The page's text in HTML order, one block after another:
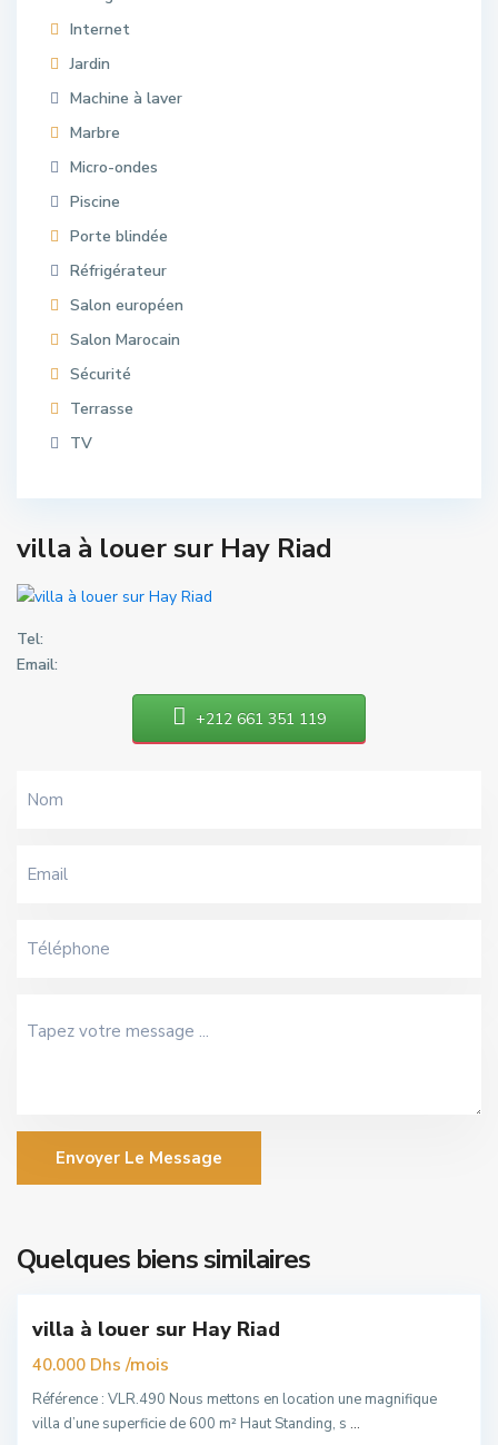
Internet
Jardin
Machine à laver
Marbre
Micro-ondes
Piscine
Porte blindée
Réfrigérateur
Salon européen
Salon Marocain
Sécurité
Terrasse
TV
villa à louer sur Hay Riad
Tel:
Email:
+212 661 351 119
Envoyer Le Message
Quelques biens similaires
Hassan
Rabat
villa à louer sur Hay Riad
40.000 Dhs/mois
Référence : VLR.490 Nous mettons en location une magnifique
villa d’une superficie de 600 m² Haut Standing, s ...